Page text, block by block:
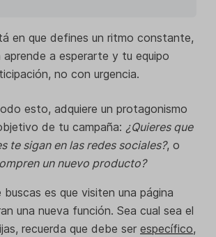
en que defines un ritmo constante,
aprende a esperarte y tu equipo
no con urgencia.
esto, adquiere un protagonismo
de tu campaña: ¿Quieres que
te sigan en las redes sociales?, o
un nuevo producto?
buscas es que visiten una página
una nueva función. Sea cual sea el
recuerda que debe ser específico,